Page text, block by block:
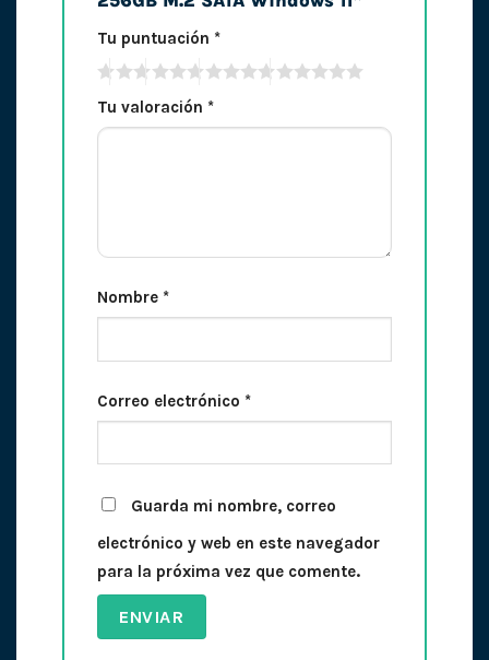
Tu puntuación *
Tu valoración *
Nombre *
Correo electrónico *
Guarda mi nombre, correo
electrónico y web en este navegador
para la próxima vez que comente.